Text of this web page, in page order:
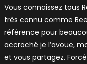
Vous connaissez tous
très connu comme
référence pour
accroché je l’avoue,
et vous partagez.